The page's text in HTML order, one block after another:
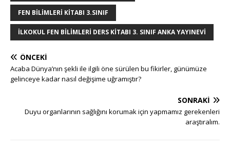
FEN BILIMLERI KITABI 3.SINIF
ILKOKUL FEN BILIMLERI DERS KITABI 3. SINIF ANKA YAYINEVI
ÖNCEKI
Acaba Dünya’nın şekli ile ilgili öne sürülen bu fikirler, günümüze
gelinceye kadar nasıl değişime uğramıştır?
SONRAKI
Duyu organlarının sağlığını korumak için yapmamız gerekenleri
araştıralım.